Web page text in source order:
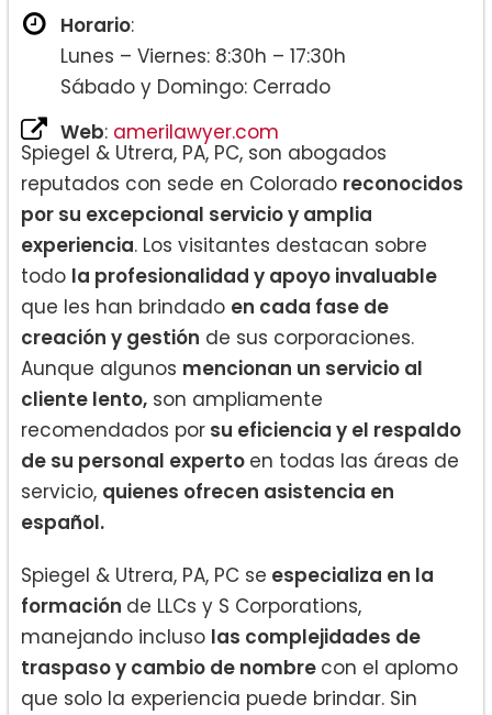
Horario:
Lunes – Viernes: 8:30h – 17:30h
Sábado y Domingo: Cerrado
Web: amerilawyer.com
Spiegel & Utrera, PA, PC, son abogados
reputados con sede en Colorado reconocidos
por su excepcional servicio y amplia
experiencia. Los visitantes destacan sobre
todo la profesionalidad y apoyo invaluable
que les han brindado en cada fase de
creación y gestión de sus corporaciones.
Aunque algunos mencionan un servicio al
cliente lento, son ampliamente
recomendados por su eficiencia y el respaldo
de su personal experto en todas las áreas de
servicio, quienes ofrecen asistencia en
español.
Spiegel & Utrera, PA, PC se especializa en la
formación de LLCs y S Corporations,
manejando incluso las complejidades de
traspaso y cambio de nombre con el aplomo
que solo la experiencia puede brindar. Sin